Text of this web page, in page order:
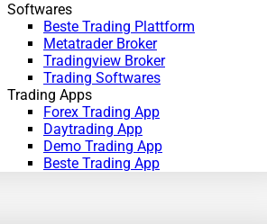
Softwares
Beste Trading Plattform
Metatrader Broker
Tradingview Broker
Trading Softwares
Trading Apps
Forex Trading App
Daytrading App
Demo Trading App
Beste Trading App